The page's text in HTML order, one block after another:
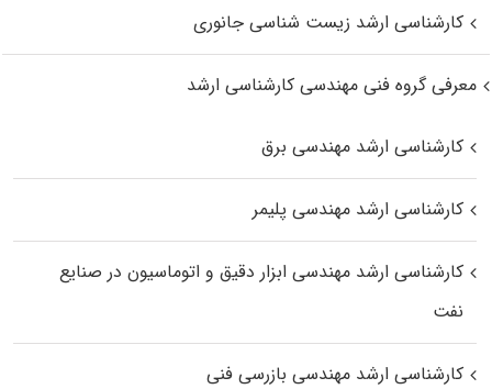
کارشناسی ارشد زیست‌ شناسی جانوری
معرفی گروه فنی مهندسی کارشناسی ارشد
کارشناسی ارشد مهندسی برق
کارشناسی ارشد مهندسی پلیمر
کارشناسی ارشد مهندسی ابزار دقیق و اتوماسیون در صنایع
نفت
کارشناسی ارشد مهندسی بازرسی فنی